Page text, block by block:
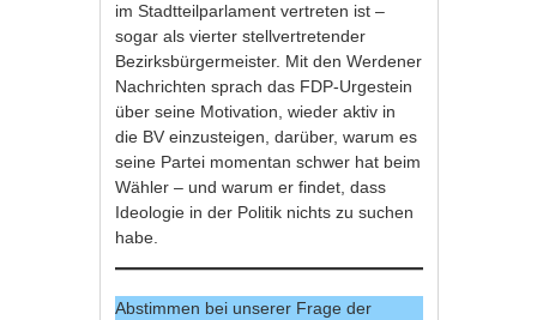
im Stadtteilparlament vertreten ist –
sogar als vierter stellvertretender
Bezirksbürgermeister. Mit den Werdener
Nachrichten sprach das FDP-Urgestein
über seine Motivation, wieder aktiv in
die BV einzusteigen, darüber, warum es
seine Partei momentan schwer hat beim
Wähler – und warum er findet, dass
Ideologie in der Politik nichts zu suchen
habe.
Abstimmen bei unserer Frage der